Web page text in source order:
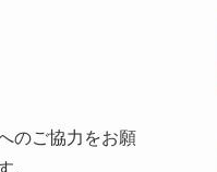
のご協力をお願